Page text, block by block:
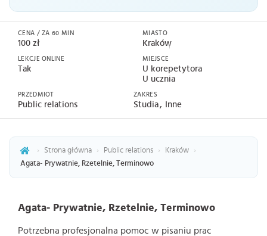
CENA / ZA 60 MIN
100 zł
LEKCJE ONLINE
Tak
MIASTO
Kraków
MIEJSCE
U korepetytora
U ucznia
PRZEDMIOT
Public relations
ZAKRES
Studia Inne
› Strona główna › Public relations › Kraków
›
Agata- Prywatnie, Rzetelnie, Terminowo
Agata- Prywatnie, Rzetelnie, Terminowo
Potrzebna profesjonalna pomoc w pisaniu prac